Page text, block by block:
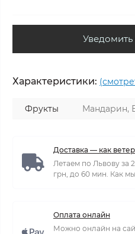
Характеристики:
Фрукты Мандарин,
Доставка — как ветер
Летаем по Львову за
грн, до 60 мин. Как
Оплата онлайн
Можно онлайн на